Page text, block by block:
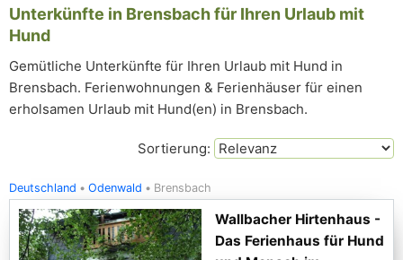
Unterkünfte in Brensbach für Ihren Urlaub mit
Hund
Gemütliche Unterkünfte für Ihren Urlaub mit Hund in
Brensbach. Ferienwohnungen & Ferienhäuser für einen
erholsamen Urlaub mit Hund(en) in Brensbach.
Sortierung:
Deutschland Odenwald Brensbach
Wallbacher Hirtenhaus -
Das Ferienhaus für Hund